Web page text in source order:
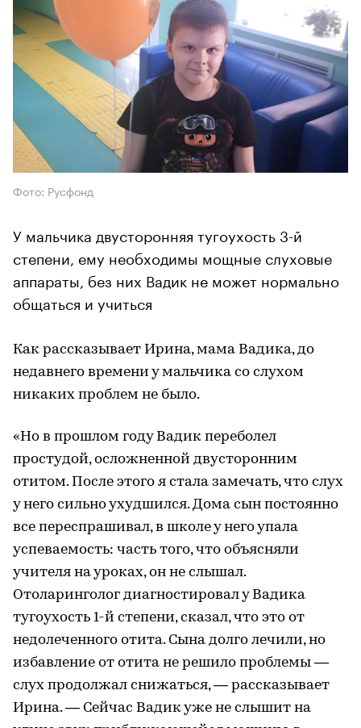
Фото: Русфонд
У мальчика двусторонняя тугоухость 3-й
степени, ему необходимы мощные слуховые
аппараты, без них Вадик не может нормально
общаться и учиться
Как рассказывает Ирина, мама Вадика, до
недавнего времени у мальчика со слухом
никаких проблем не было.
«Но в прошлом году Вадик переболел
простудой, осложненной двусторонним
отитом. После этого я стала замечать, что слух
у него сильно ухудшился. Дома сын постоянно
все переспрашивал, в школе у него упала
успеваемость: часть того, что объясняли
учителя на уроках, он не слышал.
Отоларинголог диагностировал у Вадика
тугоухость 1-й степени, сказал, что это от
недолеченного отита. Сына долго лечили, но
избавление от отита не решило проблемы —
слух продолжал снижаться, — рассказывает
Ирина. — Сейчас Вадик уже не слышит на